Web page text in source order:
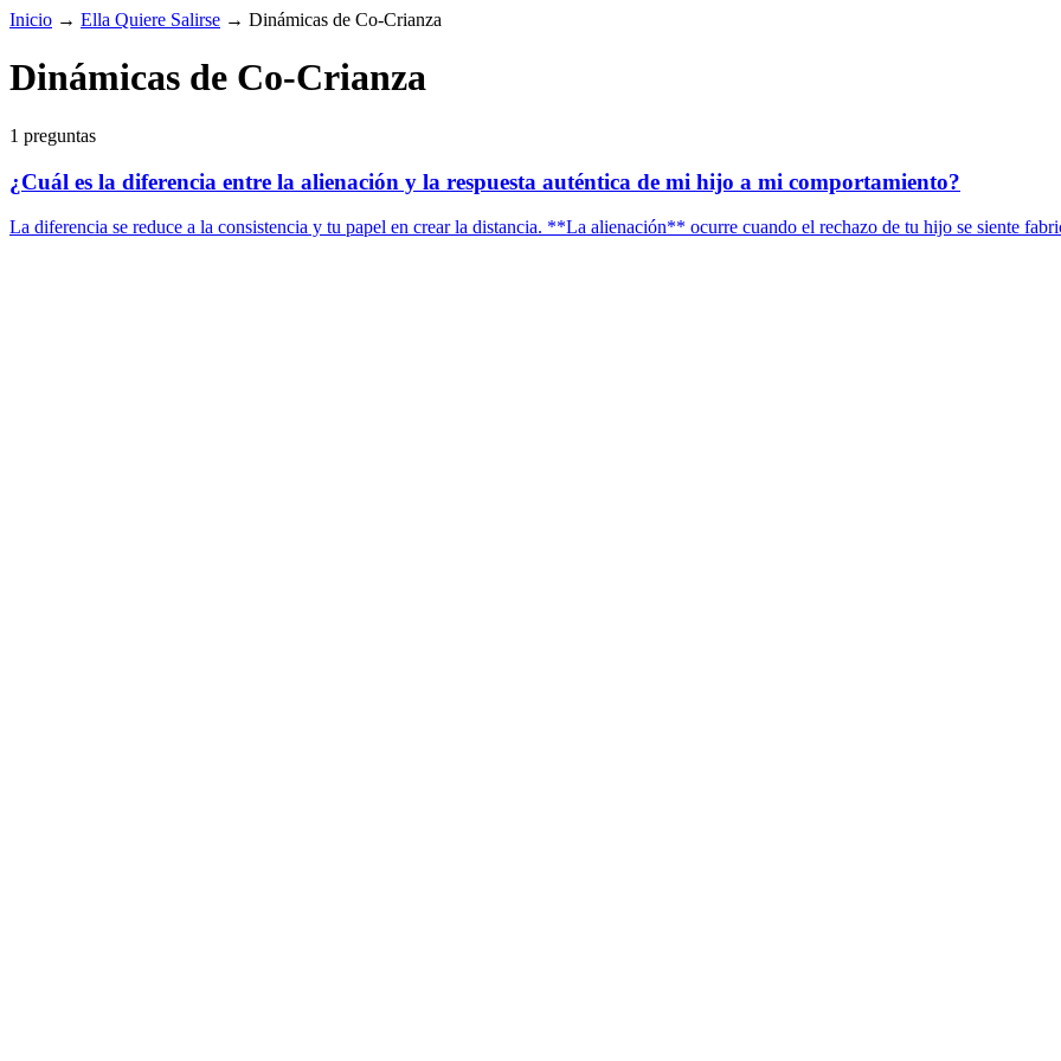
Inicio → Ella Quiere Salirse → Dinámicas de Co-Crianza
Dinámicas de Co-Crianza
1 preguntas
¿Cuál es la diferencia entre la alienación y la respuesta auténtica de mi hijo a mi comportamiento?
La diferencia se reduce a la consistencia y tu papel en crear la distancia. **La alienación** ocurre cuando el rechazo de tu hijo se siente